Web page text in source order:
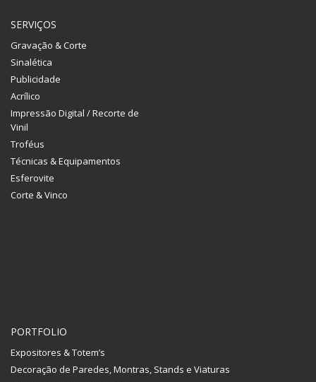
SERVIÇOS
Gravação & Corte
Sinalética
Publicidade
Acrílico
Impressão Digital / Recorte de
Vinil
Troféus
Técnicas & Equipamentos
Esferovite
Corte & Vinco
PORTFOLIO
Expositores & Totem’s
Decoração de Paredes, Montras, Stands e Viaturas